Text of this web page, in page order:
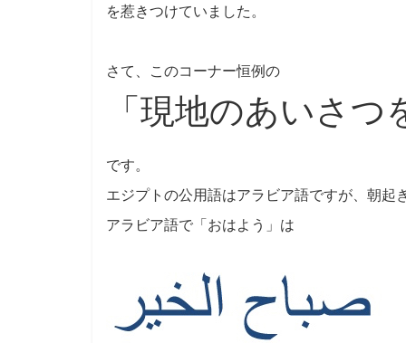
を惹きつけていました。
さて、このコーナー恒例の
「現地のあいさ
です。
エジプトの公用語はアラビア語ですが、朝
アラビア語で「おはよう」は